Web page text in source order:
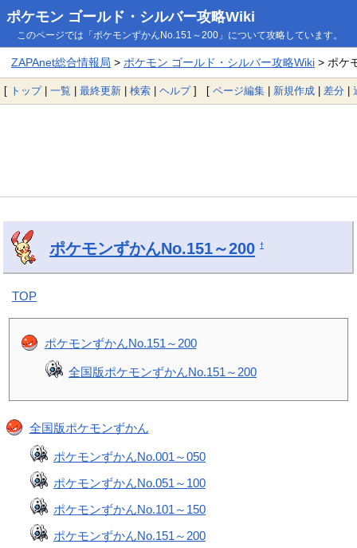
ポケモン ゴールド・シルバー攻略Wiki
このページでは「ポケモンずかんNo.151～200」について攻略しています。
ZAPAnet総合情報局 > ポケモン ゴールド・シルバー攻略Wiki> ポケ
[ トップ| 一覧 | 最終更新 | 検索 | ヘルプ] [ ページ編集 | 新規作成 | 差分 |
ポケモンずかんNo.151～200 †
TOP
ポケモンずかんNo.151～200
全国版ポケモンずかんNo.151～200
全国版ポケモンずかん
ポケモンずかんNo.001～050
ポケモンずかんNo.051～100
ポケモンずかんNo.101～150
ポケモンずかんNo.151～200